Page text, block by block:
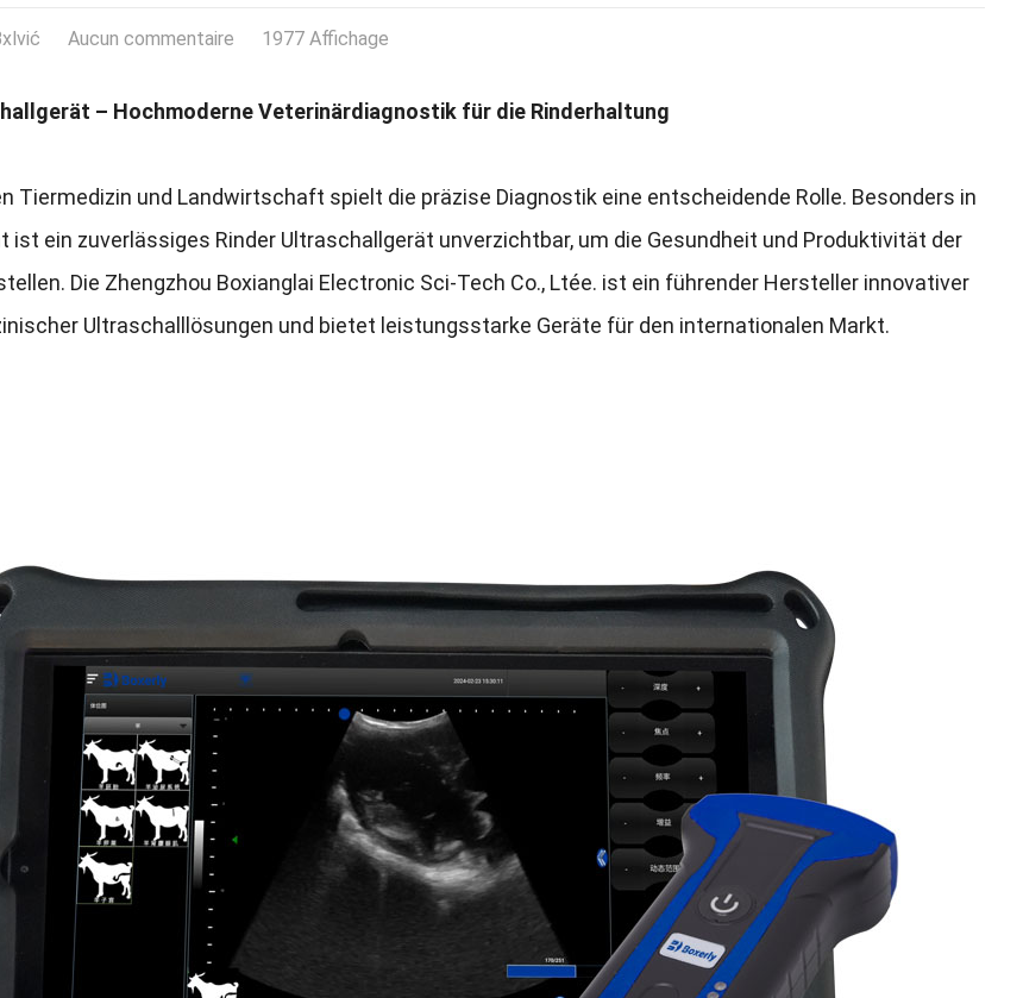
Aucun commentaire 1977 Affichage
– Hochmoderne Veterinärdiagnostik für die Rinderhaltung
Tiermedizin und Landwirtschaft spielt die präzise Diagnostik eine entscheidende Rolle. Besonders in
ist ein zuverlässiges Rinder Ultraschallgerät unverzichtbar, um die Gesundheit und Produktivität der
. Die Zhengzhou Boxianglai Electronic Sci-Tech Co., Ltée. ist ein führender Hersteller innovativer
Ultraschalllösungen und bietet leistungsstarke Geräte für den internationalen Markt.